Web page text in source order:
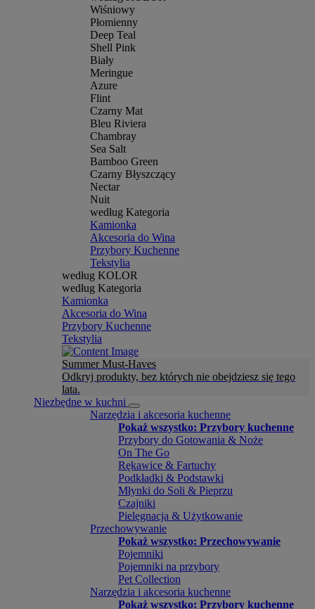
Wiśniowy
Płomienny
Deep Teal
Shell Pink
Biały
Meringue
Azure
Flint
Czarny Mat
Bleu Riviera
Chambray
Sea Salt
Bamboo Green
Czarny Błyszczący
Nectar
Nuit
według Kategoria
Kamionka
Akcesoria do Wina
Przybory Kuchenne
Tekstylia
według KOLOR
według Kategoria
Kamionka
Akcesoria do Wina
Przybory Kuchenne
Tekstylia
Summer Must-Haves
Odkryj produkty, bez których nie obejdziesz się tego
lata.
Niezbędne w kuchni
Narzędzia i akcesoria kuchenne
Pokaż wszystko: Przybory kuchenne
Przybory do Gotowania & Noże
On The Go
Rękawice & Fartuchy
Podkładki & Podstawki
Młynki do Soli & Pieprzu
Czajniki
Pielęgnacja & Użytkowanie
Przechowywanie
Pokaż wszystko: Przechowywanie
Pojemniki
Pojemniki na przybory
Pet Collection
Narzędzia i akcesoria kuchenne
Pokaż wszystko: Przybory kuchenne